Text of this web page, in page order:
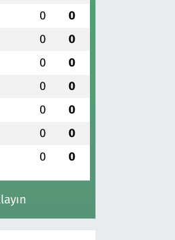
0 0
0 0
0 0
0 0
0 0
0 0
0 0